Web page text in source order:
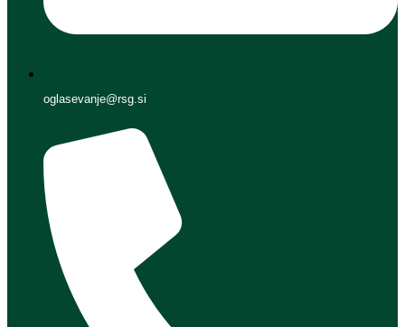
oglasevanje@rsg.si